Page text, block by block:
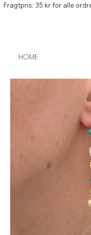
Fragtpris: 35 kr for alle
HOME